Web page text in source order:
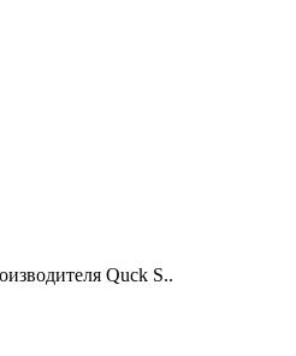
Quck S..